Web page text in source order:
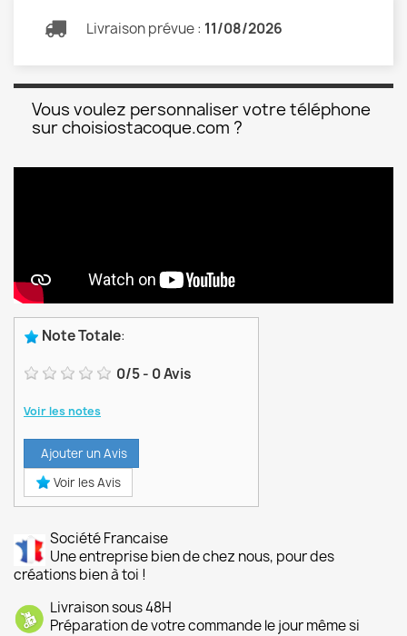
Livraison prévue : 11/08/2026
Vous voulez personnaliser votre téléphone
sur choisiostacoque.com ?
Note Totale:
0/5- 0Avis
Voir les notes
Ajouter un Avis
Voir les Avis
Société Francaise
Une entreprise bien de chez nous, pour des
créations bien à toi !
Livraison sous 48H
Préparation de votre commande le jour même si